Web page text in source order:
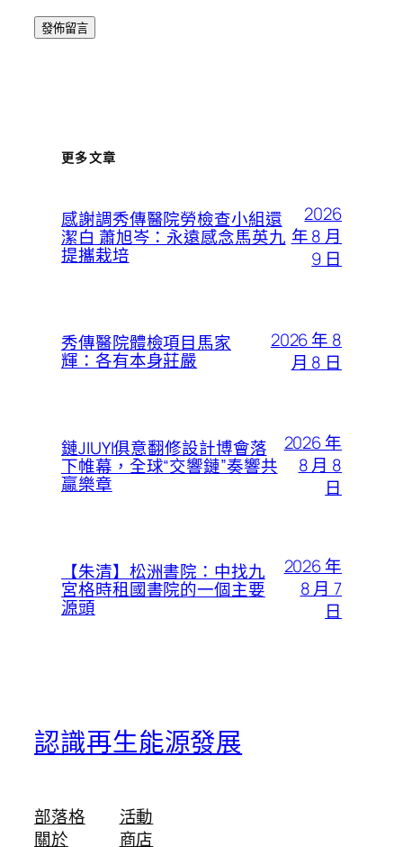
更多文章
感謝調秀傳醫院勞檢查小組還
潔白 蕭旭岑：永遠感念馬英九
提攜栽培
2026
年 8 月
9 日
秀傳醫院體檢項目馬家
輝：各有本身莊嚴
2026 年 8
月 8 日
鏈JIUYI俱意翻修設計博會落
下帷幕，全球“交響鏈”奏響共
贏樂章​​
2026 年
8 月 8
日
【朱清】松洲書院：中找九
宮格時租國書院的一個主要
源頭
2026 年
8 月 7
日
認識再生能源發展
部落格
關於
活動
商店